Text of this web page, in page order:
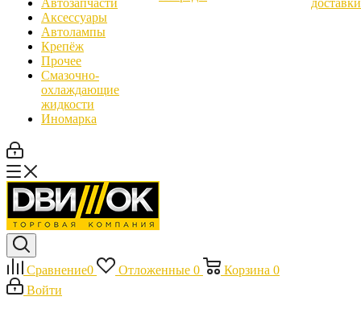
Автозапчасти
Аксессуары
Автолампы
Крепёж
Прочее
Смазочно-
охлаждающие
жидкости
Иномарка
доставки
Сравнение0 Отложенные 0 Корзина 0
Войти